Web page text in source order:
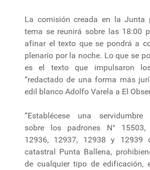
La comisión creada en la Junta
tema se reunirá sobre las 18:00
afinar el texto que se pondrá a
plenario por la noche. Lo que se
es el texto que impulsaron
“redactado de una forma más
edil blanco Adolfo Varela a El
“Establécese una servidumbre
sobre los padrones N° 15503,
12936, 12937, 12938 y 12939
catastral Punta Ballena,
de cualquier tipo de edificación,